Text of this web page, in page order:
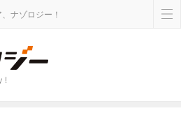
ナゾロジー！
!